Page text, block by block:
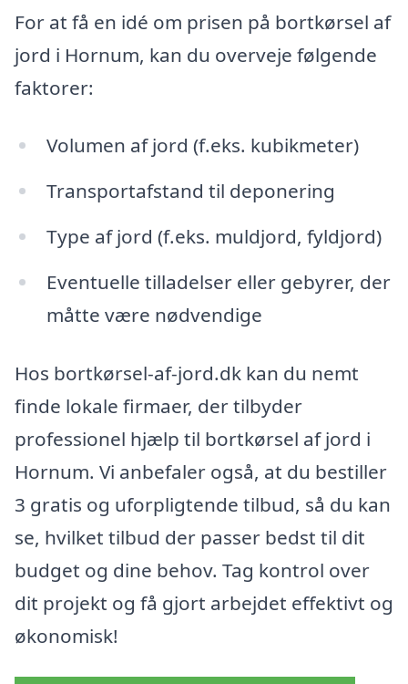
For at få en idé om prisen på bortkørsel af
jord i Hornum, kan du overveje følgende
faktorer:
Volumen af jord (f.eks. kubikmeter)
Transportafstand til deponering
Type af jord (f.eks. muldjord, fyldjord)
Eventuelle tilladelser eller gebyrer, der
måtte være nødvendige
Hos bortkørsel-af-jord.dk kan du nemt
finde lokale firmaer, der tilbyder
professionel hjælp til bortkørsel af jord i
Hornum. Vi anbefaler også, at du bestiller
3 gratis og uforpligtende tilbud, så du kan
se, hvilket tilbud der passer bedst til dit
budget og dine behov. Tag kontrol over
dit projekt og få gjort arbejdet effektivt og
økonomisk!